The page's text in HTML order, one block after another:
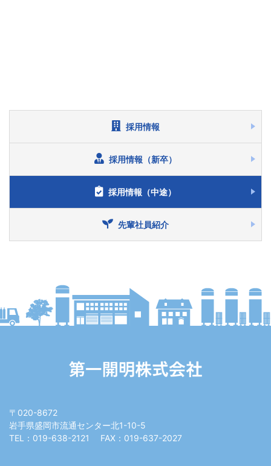
ョ
ン
採用情報
採用情報（新卒）
採用情報（中途）
先輩社員紹介
〒020-8672
岩⼿県盛岡市流通センター北1-10-5
TEL：019-638-2121
FAX：019-637-2027